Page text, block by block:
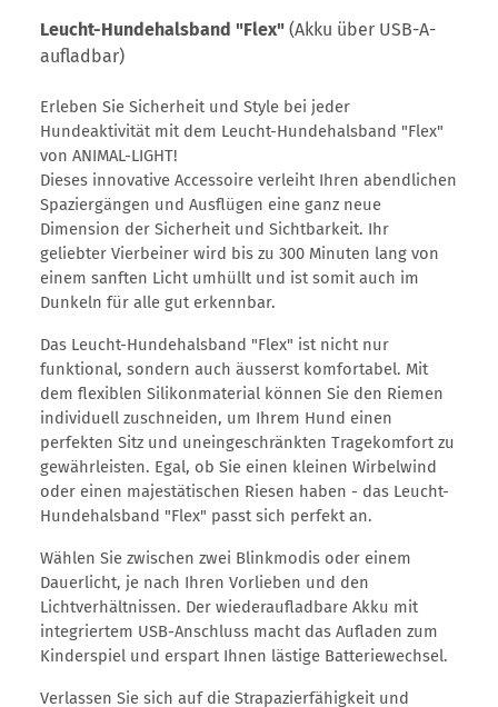
Leucht-Hundehalsband "Flex" (Akku über USB-A-
aufladbar)
Erleben Sie Sicherheit und Style bei jeder
Hundeaktivität mit dem Leucht-Hundehalsband "Flex"
von ANIMAL-LIGHT!
Dieses innovative Accessoire verleiht Ihren abendlichen
Spaziergängen und Ausflügen eine ganz neue
Dimension der Sicherheit und Sichtbarkeit. Ihr
geliebter Vierbeiner wird bis zu 300 Minuten lang von
einem sanften Licht umhüllt und ist somit auch im
Dunkeln für alle gut erkennbar.
Das Leucht-Hundehalsband "Flex" ist nicht nur
funktional, sondern auch äusserst komfortabel. Mit
dem flexiblen Silikonmaterial können Sie den Riemen
individuell zuschneiden, um Ihrem Hund einen
perfekten Sitz und uneingeschränkten Tragekomfort zu
gewährleisten. Egal, ob Sie einen kleinen Wirbelwind
oder einen majestätischen Riesen haben - das Leucht-
Hundehalsband "Flex" passt sich perfekt an.
Wählen Sie zwischen zwei Blinkmodis oder einem
Dauerlicht, je nach Ihren Vorlieben und den
Lichtverhältnissen. Der wiederaufladbare Akku mit
integriertem USB-Anschluss macht das Aufladen zum
Kinderspiel und erspart Ihnen lästige Batteriewechsel.
Verlassen Sie sich auf die Strapazierfähigkeit und